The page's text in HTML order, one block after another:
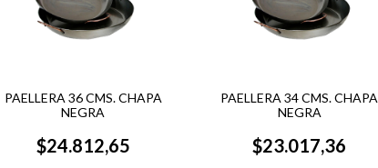
PAELLERA 36 CMS. CHAPA
NEGRA
$24.812,65
PAELLERA 34 CMS. CHAPA
NEGRA
$23.017,36